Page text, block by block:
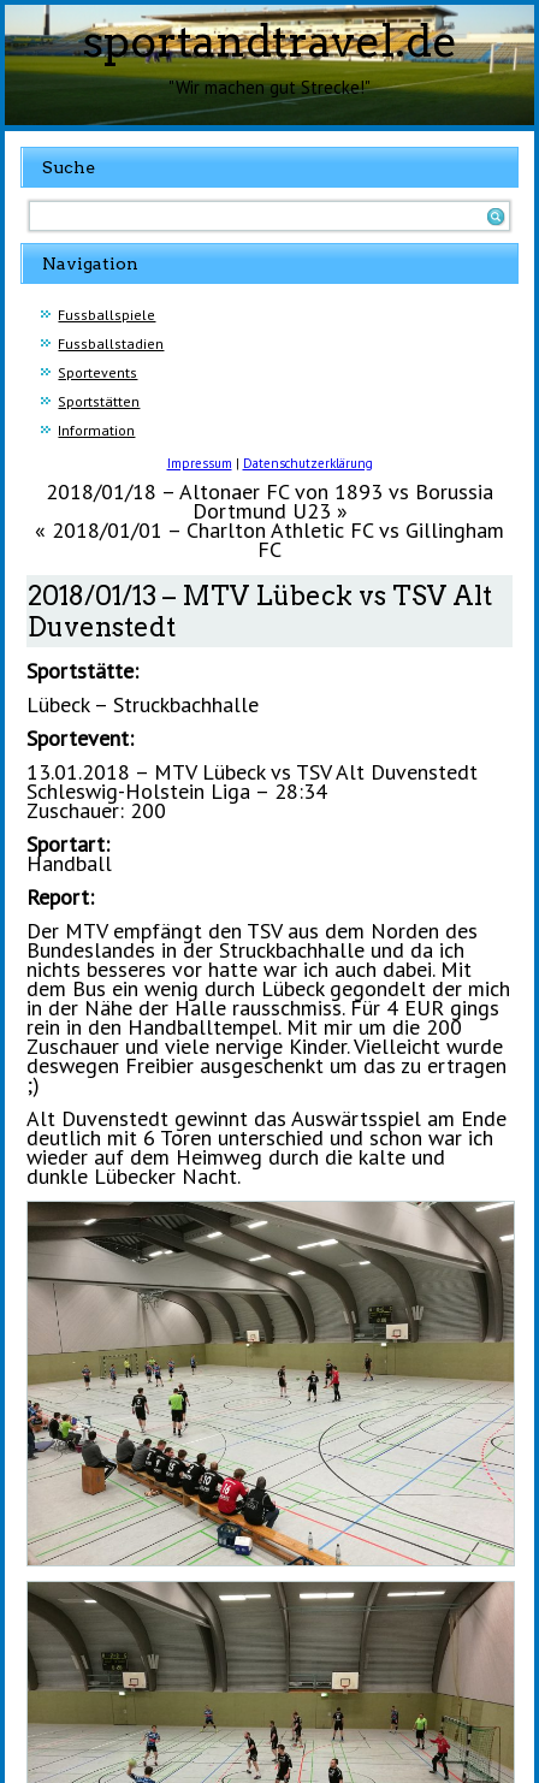
sportandtravel.de
"Wir machen gut Strecke!"
Suche
Navigation
Fussballspiele
Fussballstadien
Sportevents
Sportstätten
Information
Impressum | Datenschutzerklärung
2018/01/18 – Altonaer FC von 1893 vs Borussia
Dortmund U23 »
« 2018/01/01 – Charlton Athletic FC vs Gillingham
FC
2018/01/13 – MTV Lübeck vs TSV Alt
Duvenstedt
Sportstätte:
Lübeck – Struckbachhalle
Sportevent:
13.01.2018 – MTV Lübeck vs TSV Alt Duvenstedt
Schleswig-Holstein Liga – 28:34
Zuschauer: 200
Sportart:
Handball
Report:
Der MTV empfängt den TSV aus dem Norden des
Bundeslandes in der Struckbachhalle und da ich
nichts besseres vor hatte war ich auch dabei. Mit
dem Bus ein wenig durch Lübeck gegondelt der mich
in der Nähe der Halle rausschmiss. Für 4 EUR gings
rein in den Handballtempel. Mit mir um die 200
Zuschauer und viele nervige Kinder. Vielleicht wurde
deswegen Freibier ausgeschenkt um das zu ertragen
;)
Alt Duvenstedt gewinnt das Auswärtsspiel am Ende
deutlich mit 6 Toren unterschied und schon war ich
wieder auf dem Heimweg durch die kalte und
dunkle Lübecker Nacht.